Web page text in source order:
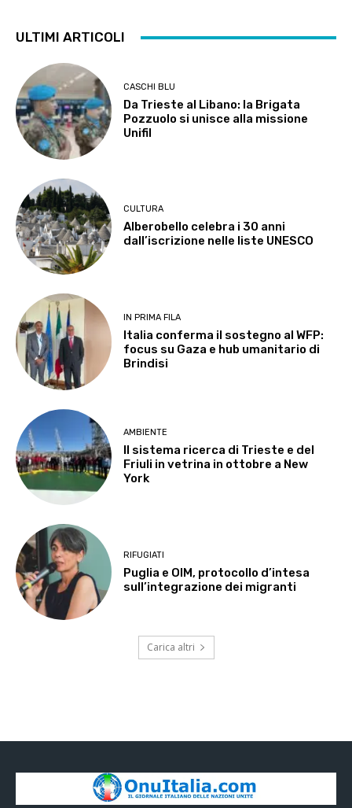
ULTIMI ARTICOLI
CASCHI BLU
Da Trieste al Libano: la Brigata
Pozzuolo si unisce alla missione
Unifil
CULTURA
Alberobello celebra i 30 anni
dall’iscrizione nelle liste UNESCO
IN PRIMA FILA
Italia conferma il sostegno al WFP:
focus su Gaza e hub umanitario di
Brindisi
AMBIENTE
Il sistema ricerca di Trieste e del
Friuli in vetrina in ottobre a New
York
RIFUGIATI
Puglia e OIM, protocollo d’intesa
sull’integrazione dei migranti
Carica altri